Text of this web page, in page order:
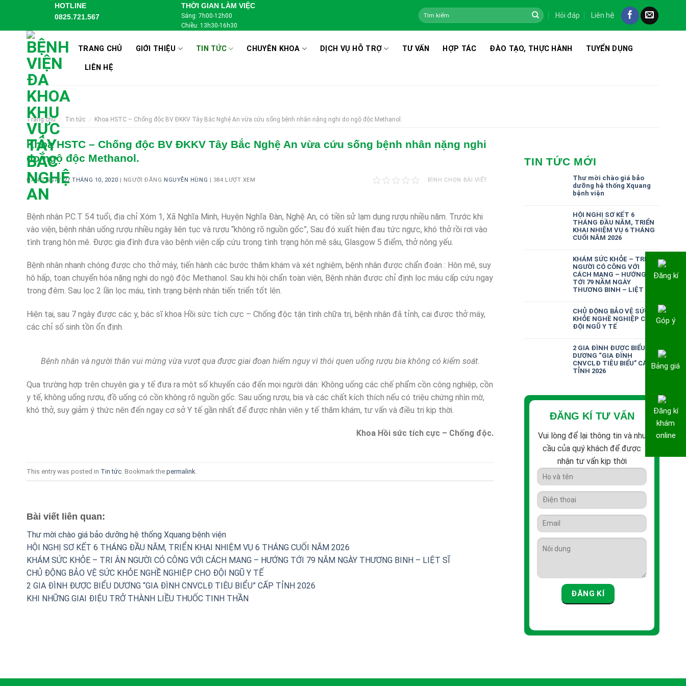
content
HOTLINE
0825.721.567
THỜI GIAN LÀM VIỆC
Sáng: 7h00-12h00
Chiều: 13h30-16h30
Hỏi đáp Liên hệ
TRANG CHỦ GIỚI THIỆU TIN TỨC CHUYÊN KHOA DỊCH VỤ HỖ TRỢ TƯ VẤN HỢP TÁC ĐÀO TẠO, THỰC HÀNH TUYỂN DỤNG
LIÊN HỆ
Trang chủ / Tin tức / Khoa HSTC – Chống độc BV ĐKKV Tây Bắc Nghệ An vừa cứu sống bệnh nhân nặng nghi do ngộ độc Methanol.
Khoa HSTC – Chống độc BV ĐKKV Tây Bắc Nghệ An vừa cứu sống bệnh nhân nặng nghi
do ngộ độc Methanol.
ĐĂNG NGÀY 27 THÁNG 10, 2020 | NGƯỜI ĐĂNG NGUYỄN HÙNG | 384 LƯỢT XEM BÌNH CHỌN BÀI VIẾT
Bệnh nhân P.C.T 54 tuổi, địa chỉ Xóm 1, Xã Nghĩa Minh, Huyện Nghĩa Đàn, Nghệ An, có tiền sử lạm dụng rượu nhiều năm. Trước khi
vào viện, bệnh nhân uống rượu nhiều ngày liên tục và rượu “không rõ nguồn gốc”, Sau đó xuất hiện đau tức ngực, khó thở rồi rơi vào
tình trạng hôn mê. Được gia đình đưa vào bệnh viện cấp cứu trong tình trạng hôn mê sâu, Glasgow 5 điểm, thở nông yếu.
Bệnh nhân nhanh chóng được cho thở máy, tiến hành các bước thăm khám và xét nghiệm, bệnh nhân được chẩn đoán : Hôn mê, suy
hô hấp, toan chuyển hóa nặng nghi do ngộ độc Methanol. Sau khi hội chẩn toàn viện, Bệnh nhân được chỉ định lọc máu cấp cứu ngay
trong đêm. Sau lọc 2 lần lọc máu, tình trạng bệnh nhân tiến triển tốt lên.
Hiện tại, sau 7 ngày được các y, bác sĩ khoa Hồi sức tích cực – Chống độc tận tình chữa trị, bệnh nhân đã tỉnh, cai được thở máy,
các chỉ số sinh tồn ổn định.
Bệnh nhân và người thân vui mừng vừa vượt qua được giai đoạn hiểm nguy vì thói quen uống rượu bia không có kiểm soát.
Qua trường hợp trên chuyên gia y tế đưa ra một số khuyến cáo đến mọi người dân: Không uống các chế phẩm cồn công nghiệp, cồn
y tế, không uống rượu, đồ uống có cồn không rõ nguồn gốc. Sau uống rượu, bia và các chất kích thích nếu có triệu chứng nhìn mờ,
khó thở, suy giảm ý thức nên đến ngay cơ sở Y tế gần nhất để được nhân viên y tế thăm khám, tư vấn và điều trị kịp thời.
Khoa Hồi sức tích cực – Chống độc.
This entry was posted in Tin tức . Bookmark the permalink
Bài viết liên quan:
Thư mời chào giá bảo dưỡng hệ thống Xquang bệnh viện
HỘI NGHỊ SƠ KẾT 6 THÁNG ĐẦU NĂM, TRIỂN KHAI NHIỆM VỤ 6 THÁNG CUỐI NĂM 2026
KHÁM SỨC KHỎE – TRI ÂN NGƯỜI CÓ CÔNG VỚI CÁCH MẠNG – HƯỚNG TỚI 79 NĂM NGÀY THƯƠNG BINH – LIỆT SĨ
CHỦ ĐỘNG BẢO VỆ SỨC KHỎE NGHỀ NGHIỆP CHO ĐỘI NGŨ Y TẾ
2 GIA ĐÌNH ĐƯỢC BIỂU DƯƠNG “GIA ĐÌNH CNVCLĐ TIÊU BIỂU” CẤP TỈNH 2026
KHI NHỮNG GIAI ĐIỆU TRỞ THÀNH LIỀU THUỐC TINH THẦN
TIN TỨC MỚI
Thư mời chào giá bảo
dưỡng hệ thống Xquang
bệnh viện
HỘI NGHỊ SƠ KẾT 6
THÁNG ĐẦU NĂM, TRIỂN
KHAI NHIỆM VỤ 6 THÁNG
CUỐI NĂM 2026
KHÁM SỨC KHỎE – TRI ÂN
NGƯỜI CÓ CÔNG VỚI
CÁCH MẠNG – HƯỚNG
TỚI 79 NĂM NGÀY
THƯƠNG BINH – LIỆT SĨ
CHỦ ĐỘNG BẢO VỆ SỨC
KHỎE NGHỀ NGHIỆP CHO
ĐỘI NGŨ Y TẾ
2 GIA ĐÌNH ĐƯỢC BIỂU
DƯƠNG “GIA ĐÌNH
CNVCLĐ TIÊU BIỂU” CẤP
TỈNH 2026
ĐĂNG KÍ TƯ VẤN
Vui lòng để lại thông tin và nhu
cầu của quý khách để được
nhận tư vấn kịp thời
Đăng kí
Góp ý
Bảng giá
Đăng kí
khám
online